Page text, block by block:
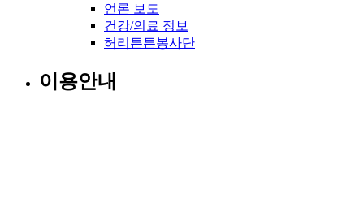
언론 보도
건강/의료 정보
허리튼튼봉사단
이용안내